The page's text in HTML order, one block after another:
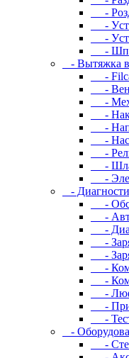
-
-
-
-
- Вытяжка
-
-
-
-
-
-
-
-
-
-
-
-
-
-
-
-
-
-
-
-
-
-